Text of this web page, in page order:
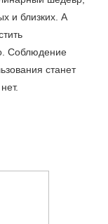
и близких. А
Соблюдение
станет